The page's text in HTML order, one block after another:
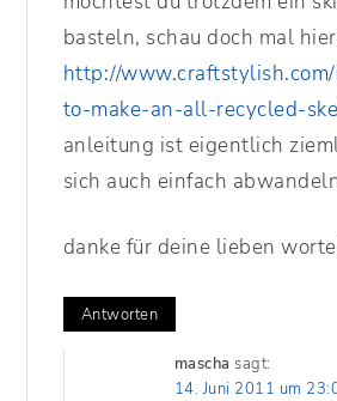
basteln, schau doch mal
http://
to-make-an-all-recycled-
anleitung ist eigentlich
sich auch einfach
danke für deine lieben
Antworten
mascha sagt:
14. Juni 2011 um